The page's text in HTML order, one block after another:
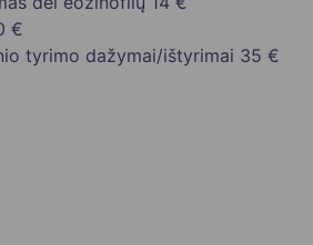
€
tyrimo dažymai/ištyrimai 35 €